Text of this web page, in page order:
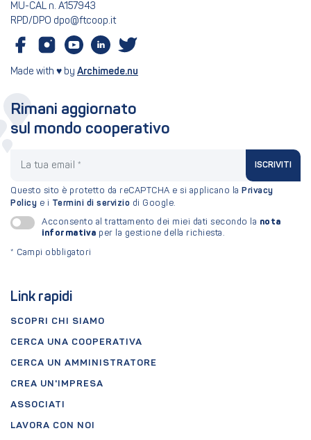
MU-CAL n. A157943
RPD/DPO dpo@ftcoop.it
Made with ♥ by Archimede.nu
Link rapidi
SCOPRI CHI SIAMO
CERCA UNA COOPERATIVA
CERCA UN AMMINISTRATORE
CREA UN'IMPRESA
ASSOCIATI
LAVORA CON NOI
Rimani aggiornato
sul mondo cooperativo
ISCRIVITI
Questo sito è protetto da reCAPTCHA e si applicano la Privacy
Policy e i Termini di servizio di Google.
Acconsento al trattamento dei miei dati secondo la nota
informativa per la gestione della richiesta.
* Campi obbligatori